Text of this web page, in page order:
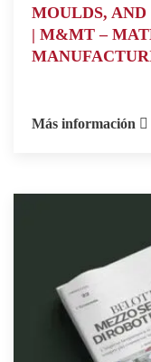
MOULDS,
| M&MT –
Más información